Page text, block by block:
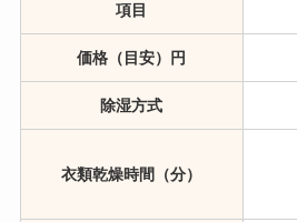
項目
価格（目安）円
除湿方式
衣類乾燥時間（分）